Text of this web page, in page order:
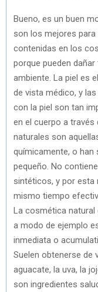
Bueno, es un buen
son los mejores
contenidas en los
porque pueden
ambiente. La piel es
de vista médico, y
con la piel son tan
en el cuerpo a
naturales son
químicamente, o han
pequeño. No
sintéticos, y por esta
mismo tiempo
La cosmética natural
a modo de ejemplo
inmediata o
Suelen obtenerse de
aguacate, la uva, la
son ingredientes